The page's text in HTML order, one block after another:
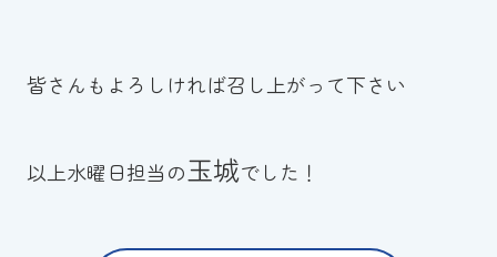
皆さんもよろしければ召し上がって下さい
以上水曜日担当の玉城でした！